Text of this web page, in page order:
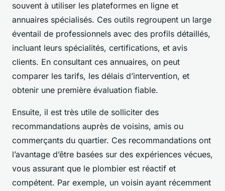
souvent à utiliser les plateformes en ligne et
annuaires spécialisés. Ces outils regroupent un large
éventail de professionnels avec des profils détaillés,
incluant leurs spécialités, certifications, et avis
clients. En consultant ces annuaires, on peut
comparer les tarifs, les délais d’intervention, et
obtenir une première évaluation fiable.
Ensuite, il est très utile de solliciter des
recommandations auprès de voisins, amis ou
commerçants du quartier. Ces recommandations ont
l’avantage d’être basées sur des expériences vécues,
vous assurant que le plombier est réactif et
compétent. Par exemple, un voisin ayant récemment